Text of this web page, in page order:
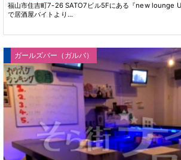
福山市住吉町7-26 SATO7ビル5Fにある『new lounge
で居酒屋バイトより...
ガールズバー（ガルバ）